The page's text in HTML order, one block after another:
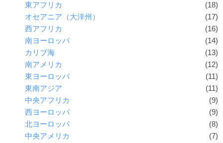
東アフリカ
(18)
オセアニア（大洋州）
(17)
西アフリカ
(16)
南ヨーロッパ
(14)
カリブ海
(13)
南アメリカ
(12)
東ヨーロッパ
(11)
東南アジア
(11)
中央アフリカ
(9)
西ヨーロッパ
(9)
北ヨーロッパ
(8)
中央アメリカ
(7)